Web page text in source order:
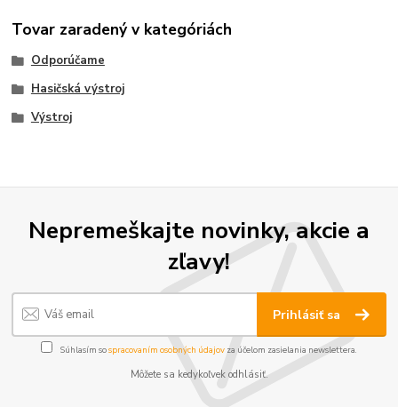
Tovar zaradený v kategóriách
Odporúčame
Hasičská výstroj
Výstroj
Nepremeškajte novinky, akcie a
zľavy!
Prihlásiť sa
Súhlasím sospracovaním osobných údajov za účelom zasielania newslettera.
Môžete sa kedykoľvek odhlásiť.